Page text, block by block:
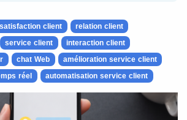
satisfaction client
relation client
service client
interaction client
chat Web
amélioration service client
réel
automatisation service client